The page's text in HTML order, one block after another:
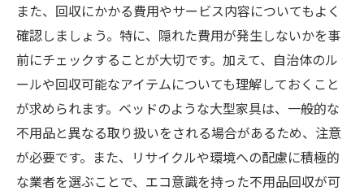
また、回収にかかる費用やサービス内容についてもよく
確認しましょう。特に、隠れた費用が発生しないかを事
前にチェックすることが大切です。加えて、自治体のル
ールや回収可能なアイテムについても理解しておくこと
が求められます。ベッドのような大型家具は、一般的な
不用品と異なる取り扱いをされる場合があるため、注意
が必要です。また、リサイクルや環境への配慮に積極的
な業者を選ぶことで、エコ意識を持った不用品回収が可